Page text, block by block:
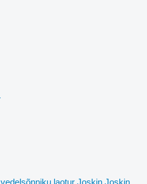
vedelsõnniku laotur Joskin Joskin